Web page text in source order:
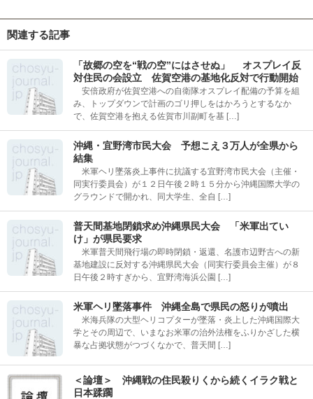
関連する記事
「故郷の空を“戦の空”にはさせぬ」 オスプレイ反
対住民の会設立 佐賀空港の基地化反対で行動開始
安倍政府が佐賀空港への自衛隊オスプレイ配備の予算を組
み、トップダウンで計画のゴリ押しをはかろうとするなか
で、佐賀空港を抱える佐賀市川副町を基 […]
沖縄・宜野湾市民大会 予想こえ３万人が全県から
結集
米軍ヘリ墜落炎上事件に抗議する宜野湾市民大会（主催・
同実行委員会）が１２日午後２時１５分から沖縄国際大学の
グラウンドで開かれ、同大学生、全自 […]
普天間基地閉鎖求め沖縄県民大会 「米軍出てい
け」が県民要求
米軍普天間飛行場の即時閉鎖・返還、名護市辺野古への新
基地建設に反対する沖縄県民大会（同実行委員会主催）が８
日午後２時すぎから、宜野湾海浜公園 […]
米軍ヘリ墜落事件 沖縄全島で県民の怒りが噴出
米海兵隊の大型ヘリコプターが墜落・炎上した沖縄国際大
学とその周辺で、いまなお米軍の治外法権をふりかざした横
暴な占拠状態がつづくなかで、普天間 […]
＜論壇＞ 沖縄戦の住民殺りくから続くイラク戦と
日本蹂躙